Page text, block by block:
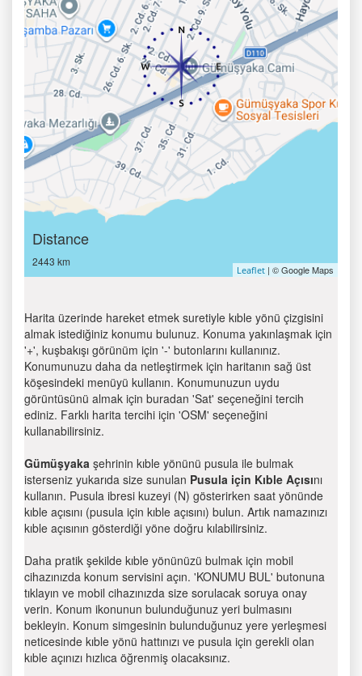
Distance
2443 km
Leaflet | © Google Maps
Harita üzerinde hareket etmek suretiyle kıble yönü çizgisini
almak istediğiniz konumu bulunuz. Konuma yakınlaşmak için
'+', kuşbakışı görünüm için '-' butonlarını kullanınız.
Konumunuzu daha da netleştirmek için haritanın sağ üst
köşesindeki menüyü kullanın. Konumunuzun uydu
görüntüsünü almak için buradan 'Sat' seçeneğini tercih
ediniz. Farklı harita tercihi için 'OSM' seçeneğini
kullanabilirsiniz.
Gümüşyaka şehrinin kıble yönünü pusula ile bulmak
isterseniz yukarıda size sunulan Pusula için Kıble Açısını
kullanın. Pusula ibresi kuzeyi (N) gösterirken saat yönünde
kıble açısını (pusula için kıble açısını) bulun. Artık namazınızı
kıble açısının gösterdiği yöne doğru kılabilirsiniz.
Daha pratik şekilde kıble yönünüzü bulmak için mobil
cihazınızda konum servisini açın. 'KONUMU BUL' butonuna
tıklayın ve mobil cihazınızda size sorulacak soruya onay
verin. Konum ikonunun bulunduğunuz yeri bulmasını
bekleyin. Konum simgesinin bulunduğunuz yere yerleşmesi
neticesinde kıble yönü hattınızı ve pusula için gerekli olan
kıble açınızı hızlıca öğrenmiş olacaksınız.